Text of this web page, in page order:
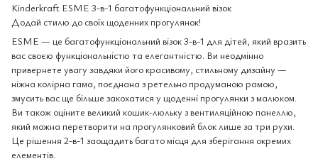
Kinderkraft ESME 3-в-1 багатофункціональний візок
Додай стилю до своїх щоденних прогулянок!
ESME — це багатофункціональний візок 3-в-1 для дітей, який вразить
вас своєю функціональністю та елегантністю. Ви неодмінно
привернете увагу завдяки його красивому, стильному дизайну —
ніжна колірна гама, поєднана з ретельно продуманою рамою,
змусить вас ще більше закохатися у щоденні прогулянки з малюком.
Ви також оціните великий кошик-люльку з вентиляційною панеллю,
який можна перетворити на прогулянковий блок лише за три рухи.
Це рішення 2-в-1 заощадить багато місця для зберігання окремих
елементів.